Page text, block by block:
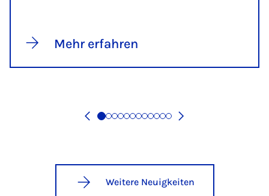
Mehr erfahren
Weitere Neuigkeiten